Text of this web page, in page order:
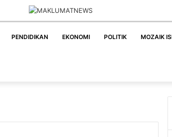
PENDIDIKAN EKONOMI POLITIK MOZAIK